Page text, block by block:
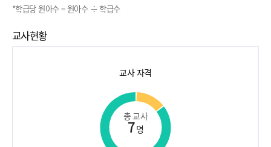
*학급당 원아수 = 원아수 ÷ 학급수
교사현황
교사 자격
총 교사
7명